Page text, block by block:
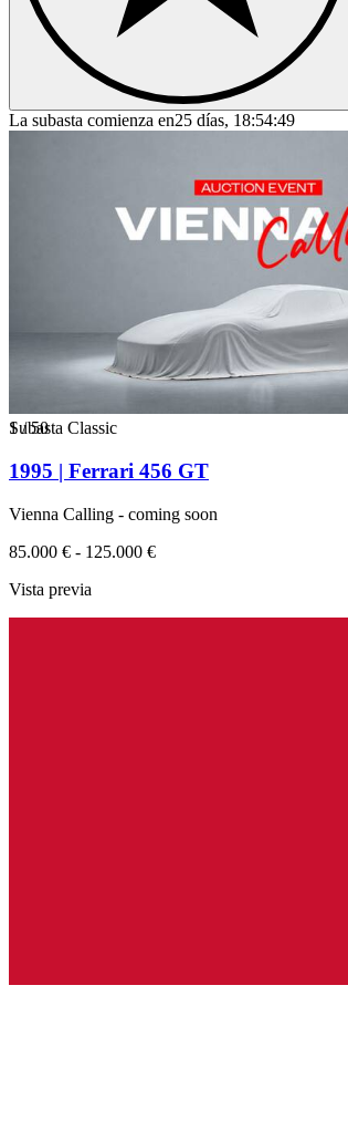
La subasta comienza en25 días, 18:54:49
1/50
Subasta Classic
1995 | Ferrari 456 GT
Vienna Calling - coming soon
85.000 € - 125.000 €
Vista previa